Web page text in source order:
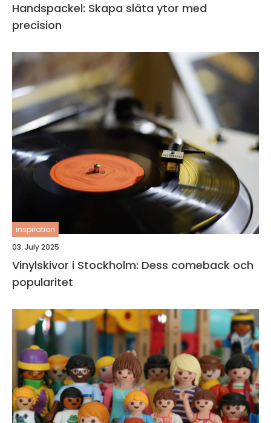
Handspackel: Skapa släta ytor med
precision
inspiration
03. July 2025
Vinylskivor i Stockholm: Dess comeback och
popularitet